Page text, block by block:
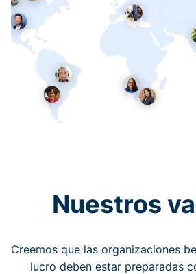
Nuestros
Creemos que las organizaciones
lucro deben estar preparadas